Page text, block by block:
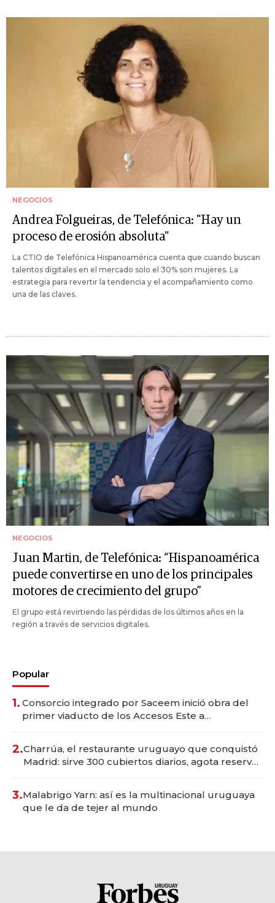
NEGOCIOS
Andrea Folgueiras, de Telefónica: "Hay un
proceso de erosión absoluta"
La CTIO de Telefónica Hispanoamérica cuenta que cuando buscan
talentos digitales en el mercado solo el 30% son mujeres. La
estrategia para revertir la tendencia y el acompañamiento como
una de las claves.
NEGOCIOS
Juan Martin, de Telefónica: “Hispanoamérica
puede convertirse en uno de los principales
motores de crecimiento del grupo”
El grupo está revirtiendo las pérdidas de los últimos años en la
región a través de servicios digitales.
Popular
1. Consorcio integrado por Saceem inició obra del
primer viaducto de los Accesos Este a
2.Charrúa, el restaurante uruguayo que conquistó
Madrid: sirve 300 cubiertos diarios, agota reservas
3.Malabrigo Yarn: así es la multinacional uruguaya
que le da de tejer al mundo